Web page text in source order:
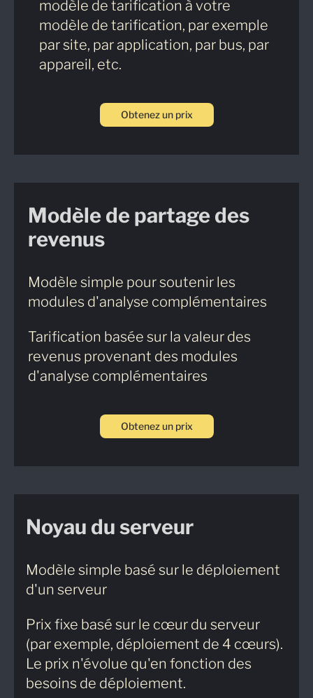
modèle de tarification à votre
modèle de tarification, par exemple
par site, par application, par bus, par
appareil, etc.
Obtenez un prix
Modèle de partage des
revenus
Modèle simple pour soutenir les
modules d'analyse complémentaires
Tarification basée sur la valeur des
revenus provenant des modules
d'analyse complémentaires
Obtenez un prix
Noyau du serveur
Modèle simple basé sur le déploiement
d'un serveur
Prix fixe basé sur le cœur du serveur
(par exemple, déploiement de 4 cœurs).
Le prix n'évolue qu'en fonction des
besoins de déploiement.